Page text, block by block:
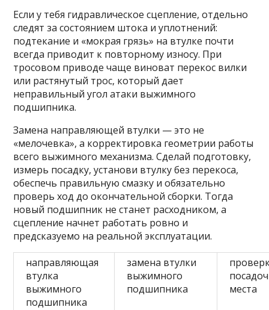
Если у тебя гидравлическое сцепление, отдельно
следят за состоянием штока и уплотнений:
подтекание и «мокрая грязь» на втулке почти
всегда приводит к повторному износу. При
тросовом приводе чаще виноват перекос вилки
или растянутый трос, который дает
неправильный угол атаки выжимного
подшипника.
Замена направляющей втулки — это не
«мелочевка», а корректировка геометрии работы
всего выжимного механизма. Сделай подготовку,
измерь посадку, установи втулку без перекоса,
обеспечь правильную смазку и обязательно
проверь ход до окончательной сборки. Тогда
новый подшипник не станет расходником, а
сцепление начнет работать ровно и
предсказуемо на реальной эксплуатации.
направляющая
втулка
выжимного
подшипника
замена втулки
выжимного
подшипника
места